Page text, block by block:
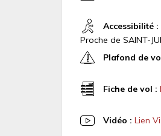
Accessibilité :
Proche de SAINT-
Plafond de
Fiche de vol :
Vidéo : Lien